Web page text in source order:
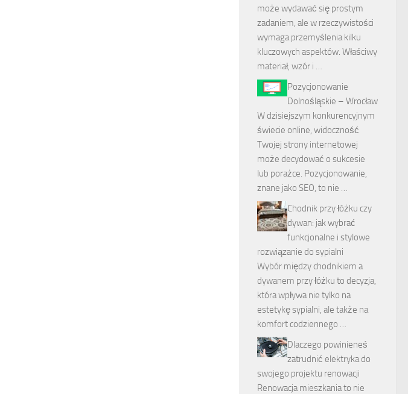
może wydawać się prostym
zadaniem, ale w rzeczywistości
wymaga przemyślenia kilku
kluczowych aspektów. Właściwy
materiał, wzór i …
Pozycjonowanie
Dolnośląskie – Wrocław
W dzisiejszym konkurencyjnym
świecie online, widoczność
Twojej strony internetowej
może decydować o sukcesie
lub porażce. Pozycjonowanie,
znane jako SEO, to nie …
Chodnik przy łóżku czy
dywan: jak wybrać
funkcjonalne i stylowe
rozwiązanie do sypialni
Wybór między chodnikiem a
dywanem przy łóżku to decyzja,
która wpływa nie tylko na
estetykę sypialni, ale także na
komfort codziennego …
Dlaczego powinieneś
zatrudnić elektryka do
swojego projektu renowacji
Renowacja mieszkania to nie